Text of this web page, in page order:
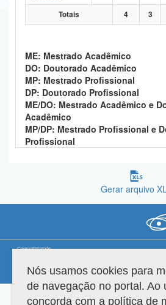
Banco Central do Brasil
Totais 4 3
ME: Mestrado Acadêmico
DO: Doutorado Acadêmico
MP: Mestrado Profissional
DP: Doutorado Profissional
ME/DO: Mestrado Acadêmico e
Acadêmico
MP/DP: Mestrado Profissional e
Profissional
Gerar arquivo
Compatibilidade
Versão do sistema: 3.88.9 Copyright 2022
Nós usamos cookies para
de navegação no portal. Ao
concorda com a política de